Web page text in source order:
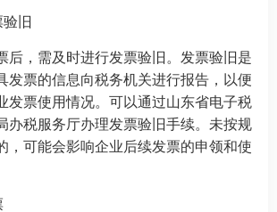
旧
后，需及时进行发票验旧。发票验旧是
发票的信息向税务机关进行报告，以便
发票使用情况。可以通过山东省电子税
办税服务厅办理发票验旧手续。未按规
，可能会影响企业后续发票的申领和使